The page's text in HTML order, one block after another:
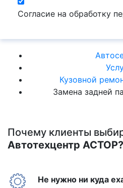
Согласие на обработку
Кузовной
Замена задней
Почему клиенты
Автотехцентр АСТОР?
Не нужно ни куда